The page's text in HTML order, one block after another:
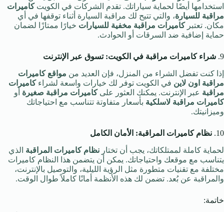
استخدامها أيضًا لحماية سياراتك. تقدم الشركات في الكويتكاميرات
مراقبة للسيارة، والتي تتيح لك مراقبة السيارة أثناء توقفها في أي
مكان. تعتبركاميرات مراقبة مخفية للسيارات خيارًا ممتازًا لضمان
حماية إضافية ضد السرقات أو الحوادث.
9. شراء كاميرات مراقبة في الكويت: تسوق عبر الإنترنت
إذا كنت تفضل الشراء من المنزل، فإن العديد من مواقع كاميرات
مراقبة اون لاين في الكويت توفر لك خيارات واسعة لشراءكاميرات
مراقبة عبر الإنترنت. يمكنك العثور علىكاميرات مراقبة صغيرة أو
كاميرات مراقبة لاسلكية بأسعار متفاوتة تتناسب مع احتياجاتك
وميزانيتك.
10. نظام كاميرات المراقبة: الأمان الكامل
لحماية كاملة لممتلكاتك، يجب أن تختار نظام كاميرات المراقبة الذي
يتناسب مع موقعك واحتياجاتك. يمكن أن يتضمن هذا النظام كاميرات
مختلفة مع تقنيات متطورة مثل الرؤية الليلية، والتوصيل بالإنترنت،
والمراقبة عن بُعد. تضمن لك هذه الأنظمة أمانًا كاملاً طوال الوقت.
خاتمة: